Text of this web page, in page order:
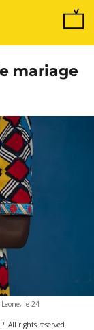
mariage
le 24
All rights reserved.